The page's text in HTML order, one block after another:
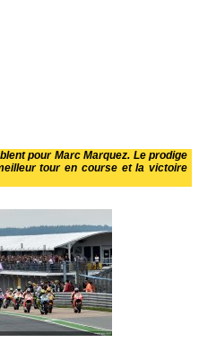
pour Marc Marquez. Le prodige
tour en course et la victoire